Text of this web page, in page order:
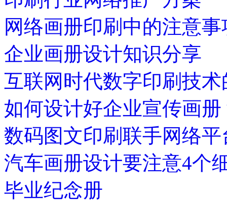
网络画册印刷中的注意事
企业画册设计知识分享
互联网时代数字印刷技术
如何设计好企业宣传画册
数码图文印刷联手网络
汽车画册设计要注意4个
毕业纪念册